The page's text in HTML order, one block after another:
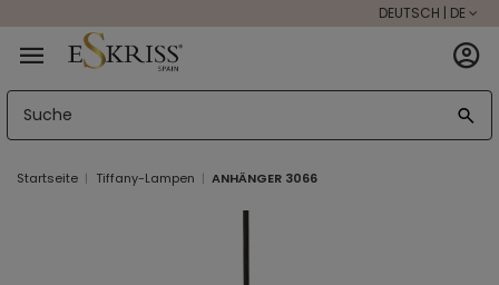
DEUTSCH | DE
Startseite Tiffany-Lampen ANHÄNGER 3066